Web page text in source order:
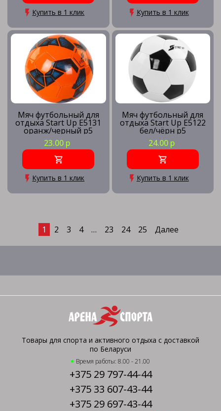
Купить в 1 клик Купить в 1 клик
Мяч футбольный для
отдыха Start Up E5131
оранж/черный р5
23.00 р
Купить в 1 клик
Мяч футбольный для
отдыха Start Up E5122
бел/чёрн р5
24.00 р
Купить в 1 клик
1 2 3 4 … 23 24 25 Далее
Товары для спорта и активного отдыха с доставкой
по Беларуси
Время работы: 8.00 - 21.00
+375 29 797-44-44
+375 33 607-43-44
+375 29 697-43-44